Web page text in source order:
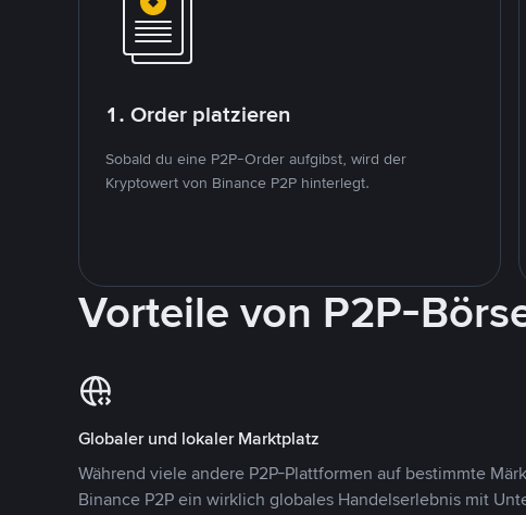
1. Order platzieren
Sobald du eine P2P-Order aufgibst, wird der
Kryptowert von Binance P2P hinterlegt.
Vorteile von P2P-
Globaler und lokaler Marktplatz
Während viele andere P2P-Plattformen auf bestimmte
Binance P2P ein wirklich globales Handelserlebnis mit